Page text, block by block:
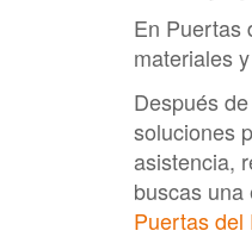
En Puertas
materiales
Después
soluciones
asistencia,
buscas
Puertas del